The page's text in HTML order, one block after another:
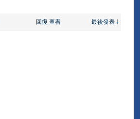
回復 查看 最後發表